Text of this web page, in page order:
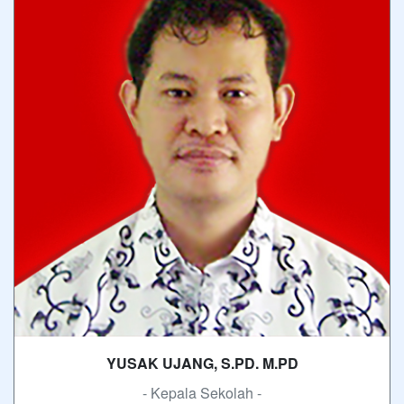
YUSAK UJANG, S.PD. M.PD
- Kepala Sekolah -